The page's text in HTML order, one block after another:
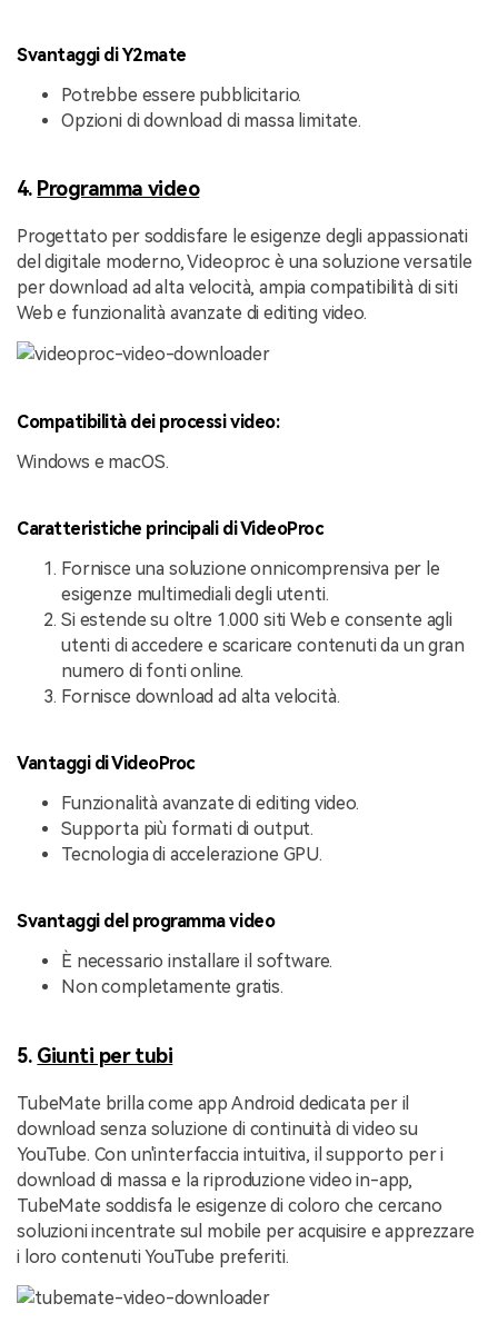
Svantaggi di Y2mate
Potrebbe essere pubblicitario.
Opzioni di download di massa limitate.
4. Programma video
Progettato per soddisfare le esigenze degli appassionati
del digitale moderno, Videoproc è una soluzione versatile
per download ad alta velocità, ampia compatibilità di siti
Web e funzionalità avanzate di editing video.
Compatibilità dei processi video:
Windows e macOS.
Caratteristiche principali di VideoProc
Fornisce una soluzione onnicomprensiva per le
esigenze multimediali degli utenti.
Si estende su oltre 1.000 siti Web e consente agli
utenti di accedere e scaricare contenuti da un gran
numero di fonti online.
Fornisce download ad alta velocità.
Vantaggi di VideoProc
Funzionalità avanzate di editing video.
Supporta più formati di output.
Tecnologia di accelerazione GPU.
Svantaggi del programma video
È necessario installare il software.
Non completamente gratis.
5. Giunti per tubi
TubeMate brilla come app Android dedicata per il
download senza soluzione di continuità di video su
YouTube. Con un'interfaccia intuitiva, il supporto per i
download di massa e la riproduzione video in-app,
TubeMate soddisfa le esigenze di coloro che cercano
soluzioni incentrate sul mobile per acquisire e apprezzare
i loro contenuti YouTube preferiti.